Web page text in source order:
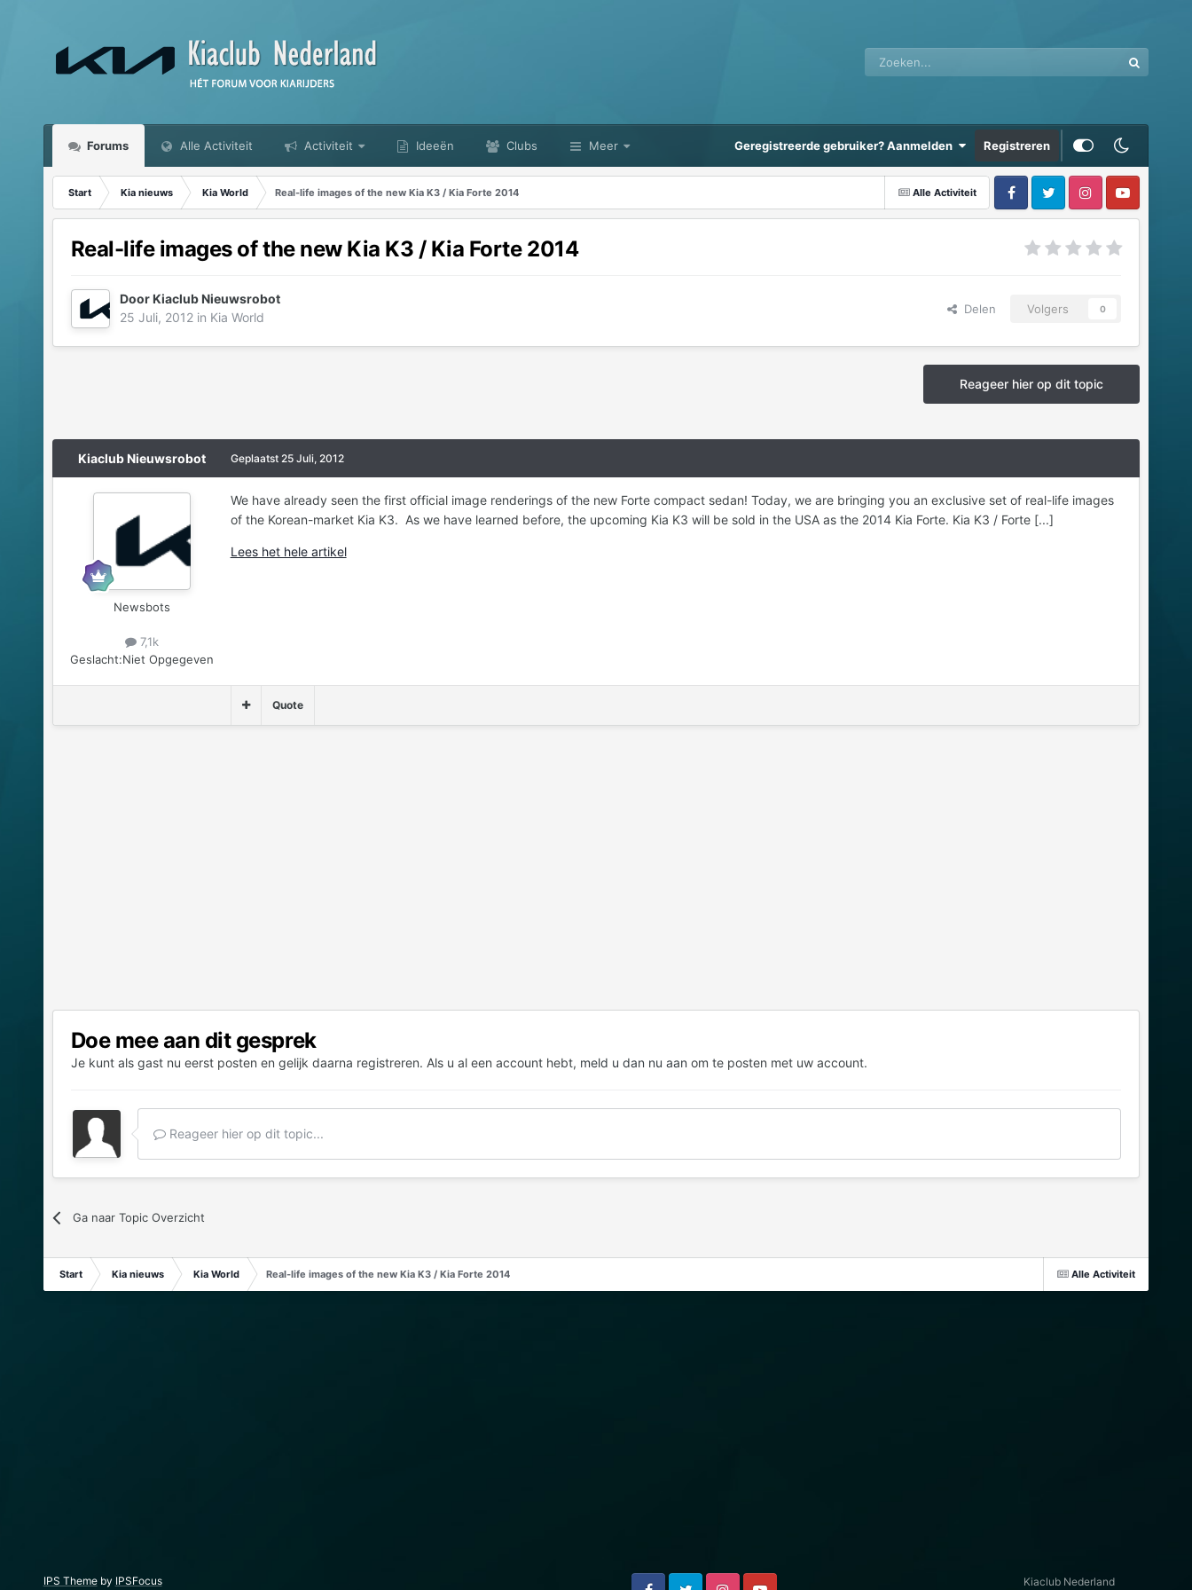
Forums Alle Activiteit Activiteit Ideeën Clubs Meer Geregistreerde gebruiker? Aanmelden Registreren
Alle Activiteit
Start Kia nieuws Kia World Real-life images of the new Kia K3 / Kia Forte 2014
Real-life images of the new Kia K3 / Kia Forte 2014
DoorKiaclub Nieuwsrobot
25 Juli, 2012in Kia World
Delen Volgers 0
Reageer hier op dit topic
Kiaclub Nieuwsrobot
Newsbots
7,1k
Geslacht:Niet Opgegeven
Geplaatst 25 Juli, 2012
We have already seen the first official image renderings of the new Forte compact sedan! Today, we are bringing you an exclusive set of real-life images
of the Korean-market Kia K3. As we have learned before, the upcoming Kia K3 will be sold in the USA as the 2014 Kia Forte. Kia K3 / Forte [...]
Lees het hele artikel
Quote
Doe mee aan dit gesprek
Je kunt als gast nu eerst posten en gelijk daarna registreren. Als u al een account hebt, meld u dan nu aan om te posten met uw account.
Reageer hier op dit topic...
Ga naar Topic Overzicht
Alle Activiteit
Start Kia nieuws Kia World Real-life images of the new Kia K3 / Kia Forte 2014
IPS Themeby IPSFocus Kiaclub Nederland